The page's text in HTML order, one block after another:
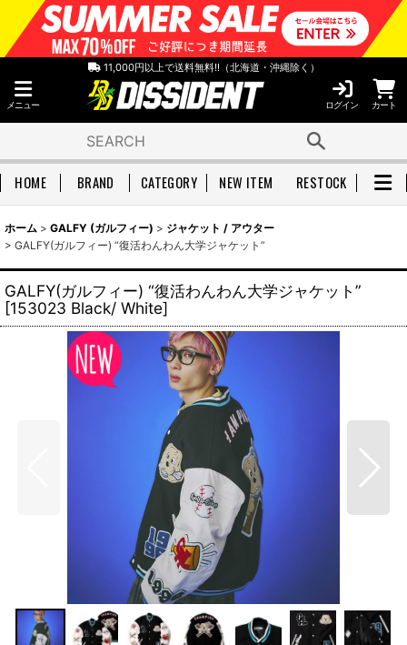
11,000円以上で送料無料!!（北海道・沖縄除く）
メニュー ログイン カート
HOME BRAND CATEGORY NEW ITEM RESTOCK
ホーム > GALFY (ガルフィー) > ジャケット / アウター
> GALFY(ガルフィー) “復活わんわん大学ジャケット”
GALFY(ガルフィー) “復活わんわん大学ジャケット”
[153023 Black/ White]